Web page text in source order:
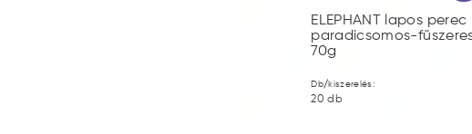
ELEPHANT lapos perec
paradicsomos-
70g
Db/kiszerelés:
20 db